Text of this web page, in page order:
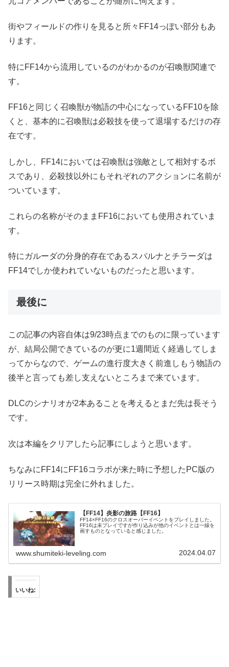
街やフィールドの作りを見ると所々FF14っぽい部分もあ
ります。
特にFF14から流用しているのがわかるのが召喚獣関連で
す。
FF16と同じく召喚獣が物語の中心になっているFF10を除
くと、基本的に召喚獣は必殺技を使って退場するだけの存
在です。
しかし、FF14においては召喚獣は強敵として相対するボ
スであり、必殺技以外にもそれぞれのアクションに名前が
ついています。
これらの名称がそのままFF16においても使用されていま
す。
特にガルーダの分身的存在であるスパルナとチラーダは
FF14でしか使われていないものだったと思います。
最後に
この記事の内容自体は9/23時点までのものに限っています
が、結局公開できているのが更に1週間近く経過してしま
ってからなので、ゲームの進行度大きく前進しもう物語の
後半と言っても差し支えないところまで来ています。
DLCのシナリオが2本あることを考えるとまだ先は長そう
です。
次は本編をクリアしたら記事にしようと思います。
ちなみにFF14にFF16コラボが来た時に予想したPC版の
リリース時期は完全に外れました。
【FF14】炎影の旅路【FF16】
FF14×FF16のクロスオーバーイベントをプレイしました。
FF16は未プレイですが作り込みが他のイベントとは一線を
画すものとなっていると感じました。
www.shumiteki-leveling.com 2024.04.07
いいね: